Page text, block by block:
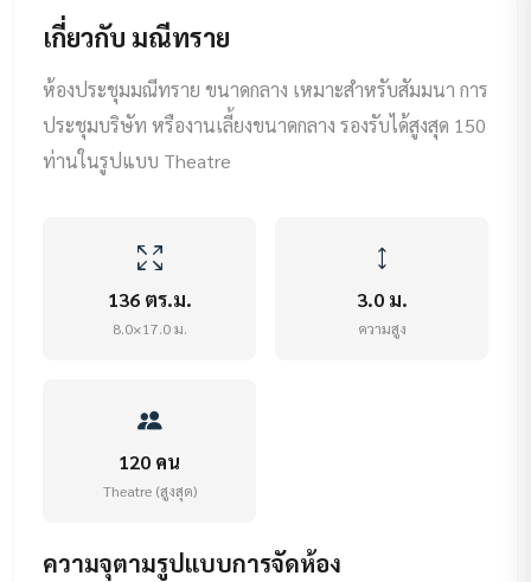
เกี่ยวกับ มณีทราย
ห้องประชุมมณีทราย ขนาดกลาง เหมาะสำหรับสัมมนา การ
ประชุมบริษัท หรืองานเลี้ยงขนาดกลาง รองรับได้สูงสุด 150
ท่านในรูปแบบ Theatre
136 ตร.ม.
8.0×17.0 ม.
3.0 ม.
ความสูง
120 คน
Theatre (สูงสุด)
ความจุตามรูปแบบการจัดห้อง